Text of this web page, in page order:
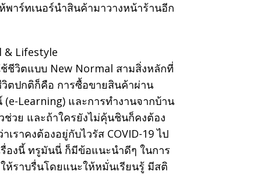
พาร์ทเนอร์นำสินค้ามาวางหน้าร้านอีก
& Lifestyle
ชีวิตแบบ New Normal สามสิ่งหลักที่
ตปกติก็คือ การซื้อขายสินค้าผ่าน
Learning) และการทำงานจากบ้าน
ช่วย และถ้าใครยังไม่คุ้นชินก็คงต้อง
ราคงต้องอยู่กับไวรัส COVID-19 ไป
องนี้ ทรูมันนี่ ก็มีข้อแนะนำดีๆ ในการ
ห้ราบรื่นโดยแนะให้หมั่นเรียนรู้ มีสติ